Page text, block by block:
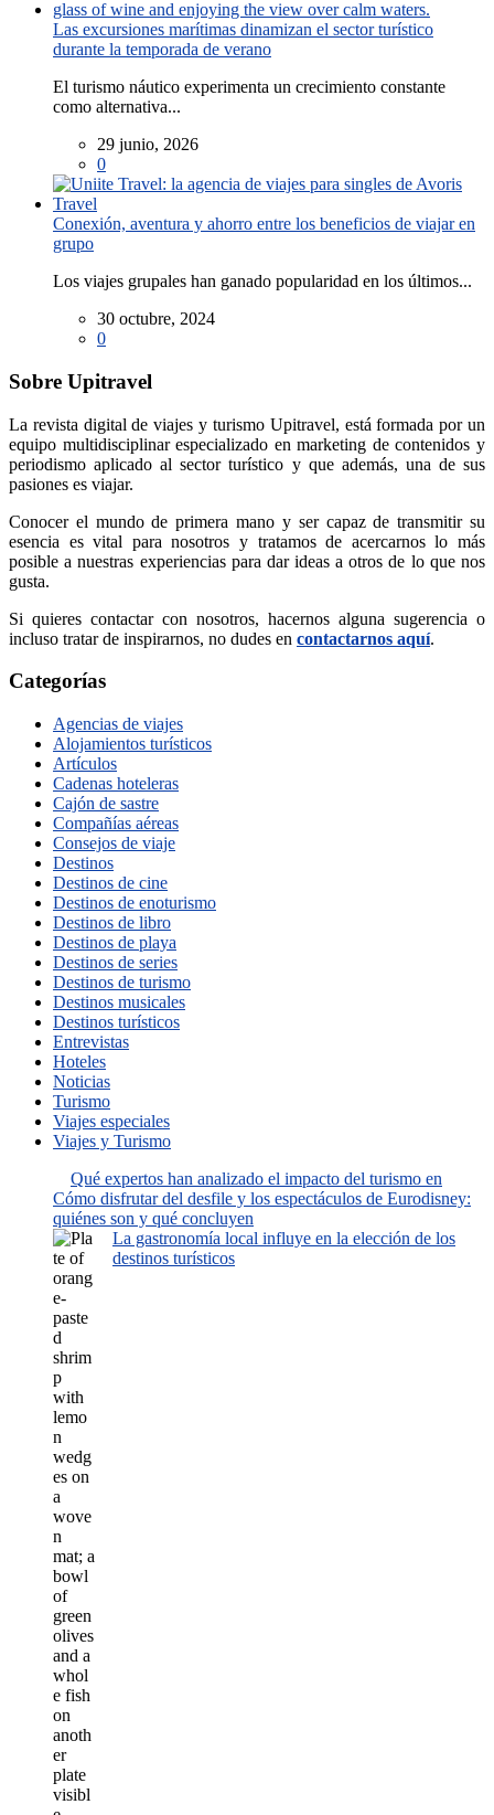
Las excursiones marítimas dinamizan el sector turístico
durante la temporada de verano
El turismo náutico experimenta un crecimiento constante
como alternativa...
29 junio, 2026
0
Conexión, aventura y ahorro entre los beneficios de viajar en
grupo
Los viajes grupales han ganado popularidad en los últimos...
30 octubre, 2024
0
Sobre Upitravel
La revista digital de viajes y turismo Upitravel, está formada por un
equipo multidisciplinar especializado en marketing de contenidos y
periodismo aplicado al sector turístico y que además, una de sus
pasiones es viajar.
Conocer el mundo de primera mano y ser capaz de transmitir su
esencia es vital para nosotros y tratamos de acercarnos lo más
posible a nuestras experiencias para dar ideas a otros de lo que nos
gusta.
Si quieres contactar con nosotros, hacernos alguna sugerencia o
incluso tratar de inspirarnos, no dudes en contactarnos aquí.
Categorías
Agencias de viajes
Alojamientos turísticos
Artículos
Cadenas hoteleras
Cajón de sastre
Compañías aéreas
Consejos de viaje
Destinos
Destinos de cine
Destinos de enoturismo
Destinos de libro
Destinos de playa
Destinos de series
Destinos de turismo
Destinos musicales
Destinos turísticos
Entrevistas
Hoteles
Noticias
Turismo
Viajes especiales
Viajes y Turismo
Qué expertos han analizado el impacto del turismo en
Cómo disfrutar del desfile y los espectáculos de Eurodisney:
quiénes son y qué concluyen
La gastronomía local influye en la elección de los
destinos turísticos